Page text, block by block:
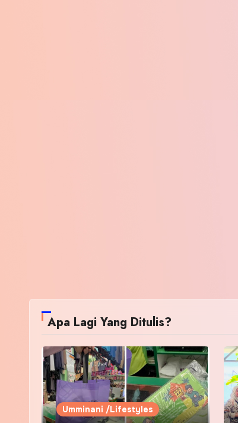
Apa Lagi Yang Ditulis?
Umminani /Lifestyles